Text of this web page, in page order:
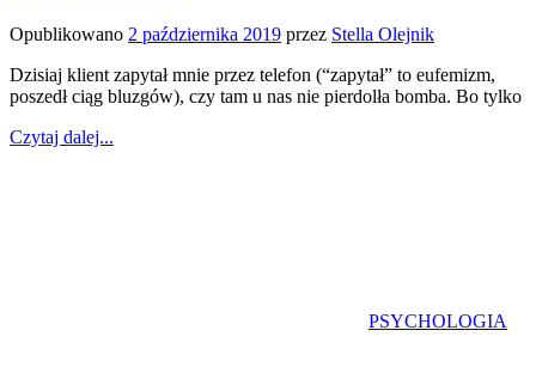
Opublikowano 2 października 2019 przez Stella Olejnik
Dzisiaj klient zapytał mnie przez telefon (“zapytał” to eufemizm,
poszedł ciąg bluzgów), czy tam u nas nie pierdolła bomba. Bo tylko
Czytaj dalej...
PSYCHOLOGIA